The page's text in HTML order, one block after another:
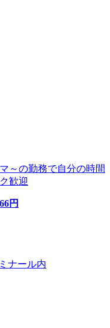
～の勤務で自分の時間
歓迎
円
ナール内